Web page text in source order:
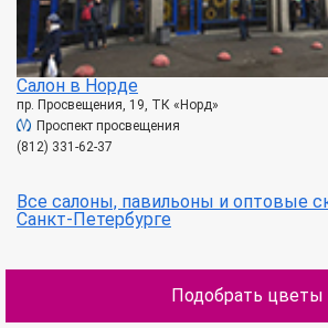
Салон в Норде
пр. Просвещения, 19, ТК «Норд»
Проспект просвещения
(812) 331-62-37
Все салоны, павильоны и оптовые
Санкт-Петербурге
Подобрать цветы